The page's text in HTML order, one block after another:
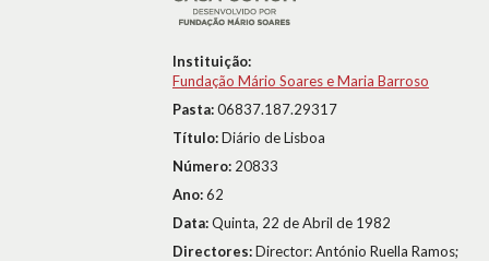
Instituição:
Fundação Mário Soares e Maria Barroso
Pasta:06837.187.29317
Título:Diário de Lisboa
Número: 20833
Ano:62
Data:Quinta, 22 de Abril de 1982
Directores:Director: António Ruella Ramos;